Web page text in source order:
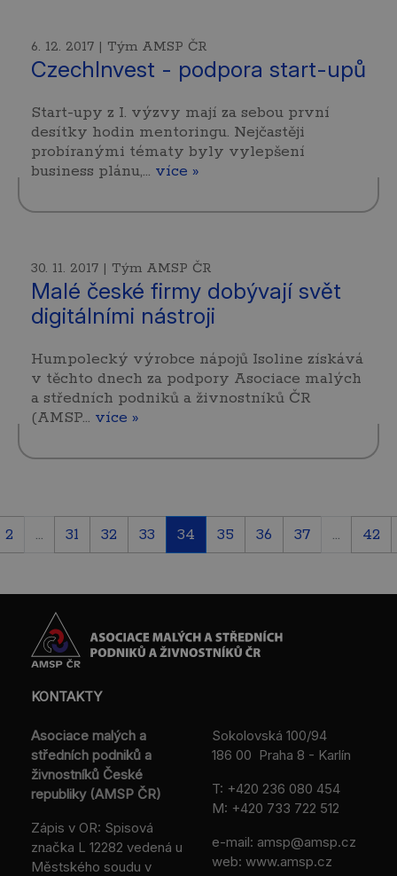
6. 12. 2017 | Tým AMSP ČR
CzechInvest - podpora start-upů
Start-upy z I. výzvy mají za sebou první
desítky hodin mentoringu. Nejčastěji
probíranými tématy byly vylepšení
business plánu,… více »
30. 11. 2017 | Tým AMSP ČR
Malé české firmy dobývají svět
digitálními nástroji
Humpolecký výrobce nápojů Isoline získává
v těchto dnech za podpory Asociace malých
a středních podniků a živnostníků ČR
(AMSP… více »
2 ... 31 32 33 34 35 36 37 ... 42
KONTAKTY
Asociace malých a
středních podniků a
živnostníků České
republiky (AMSP ČR)
Zápis v OR: Spisová
značka L 12282 vedená u
Městského soudu v
Sokolovská 100/94
186 00 Praha 8 - Karlín
T: +420 236 080 454
M: +420 733 722 512
e-mail: amsp@amsp.cz
web: www.amsp.cz